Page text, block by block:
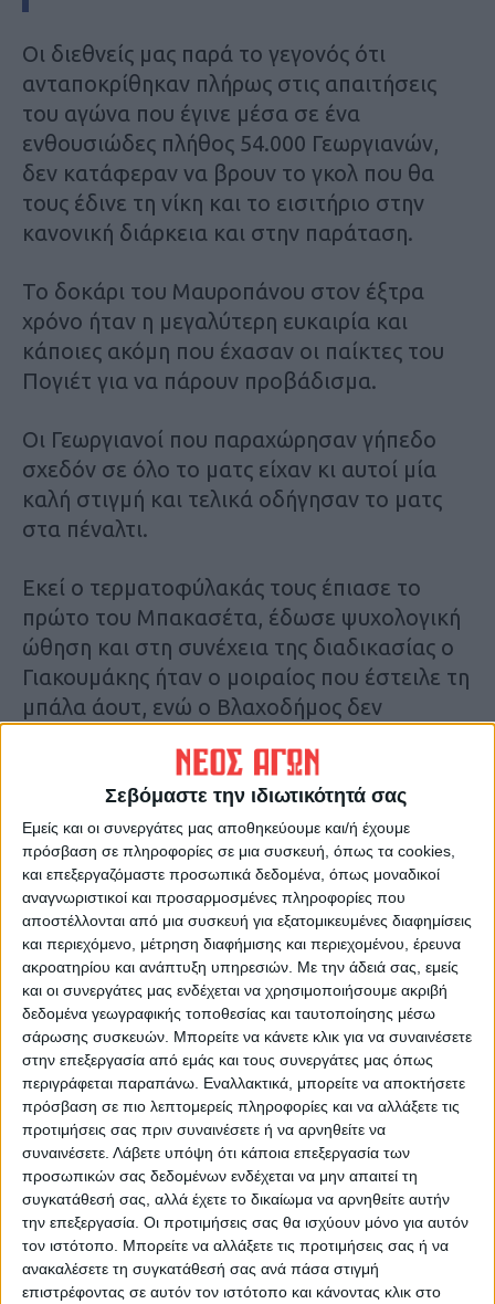
Σεβόμαστε την ιδιωτικότητά σας
Εμείς και οι συνεργάτες μας αποθηκεύουμε και/ή έχουμε
πρόσβαση σε πληροφορίες σε μια συσκευή, όπως τα cookies,
και επεξεργαζόμαστε προσωπικά δεδομένα, όπως μοναδικοί
αναγνωριστικοί και προσαρμοσμένες πληροφορίες που
αποστέλλονται από μια συσκευή για εξατομικευμένες διαφημίσεις
και περιεχόμενο, μέτρηση διαφήμισης και περιεχομένου, έρευνα
ακροατηρίου και ανάπτυξη υπηρεσιών. Με την άδειά σας, εμείς
και οι συνεργάτες μας ενδέχεται να χρησιμοποιήσουμε ακριβή
δεδομένα γεωγραφικής τοποθεσίας και ταυτοποίησης μέσω
σάρωσης συσκευών. Μπορείτε να κάνετε κλικ για να συναινέσετε
στην επεξεργασία από εμάς και τους συνεργάτες μας όπως
περιγράφεται παραπάνω. Εναλλακτικά, μπορείτε να αποκτήσετε
πρόσβαση σε πιο λεπτομερείς πληροφορίες και να αλλάξετε τις
προτιμήσεις σας πριν συναινέσετε ή να αρνηθείτε να
συναινέσετε. Λάβετε υπόψη ότι κάποια επεξεργασία των
προσωπικών σας δεδομένων ενδέχεται να μην απαιτεί τη
συγκατάθεσή σας, αλλά έχετε το δικαίωμα να αρνηθείτε αυτήν
την επεξεργασία. Οι προτιμήσεις σας θα ισχύουν μόνο για αυτόν
τον ιστότοπο. Μπορείτε να αλλάξετε τις προτιμήσεις σας ή να
ανακαλέσετε τη συγκατάθεσή σας ανά πάσα στιγμή
επιστρέφοντας σε αυτόν τον ιστότοπο και κάνοντας κλικ στο
Οι διεθνείς μας παρά το γεγονός ότι
ανταποκρίθηκαν πλήρως στις απαιτήσεις
του αγώνα που έγινε μέσα σε ένα
ενθουσιώδες πλήθος 54.000 Γεωργιανών,
δεν κατάφεραν να βρουν το γκολ που θα
τους έδινε τη νίκη και το εισιτήριο στην
κανονική διάρκεια και στην παράταση.
Το δοκάρι του Μαυροπάνου στον έξτρα
χρόνο ήταν η μεγαλύτερη ευκαιρία και
κάποιες ακόμη που έχασαν οι παίκτες του
Πογιέτ για να πάρουν προβάδισμα.
Οι Γεωργιανοί που παραχώρησαν γήπεδο
σχεδόν σε όλο το ματς είχαν κι αυτοί μία
καλή στιγμή και τελικά οδήγησαν το ματς
στα πέναλτι.
Εκεί ο τερματοφύλακάς τους έπιασε το
πρώτο του Μπακασέτα, έδωσε ψυχολογική
ώθηση και στη συνέχεια της διαδικασίας ο
Γιακουμάκης ήταν ο μοιραίος που έστειλε τη
μπάλα άουτ, ενώ ο Βλαχοδήμος δεν
γηπεδούχοι η μπάλα πήγε άουτ) να
αποκρούσει κανένα.
Ετσι πανηγύρισαν για πρώτη φορά στην
ιστορία τους την πρόκριση στην τελική
φάση του Ευρωπαϊκού πρωταθλήματος.
Στο τέλος χιλιάδες φίλαθλοι μπήκαν στο
γήπεδο για να πανηγυρίσουν, θυμίζοντάς
μας δικές μας εικόνες από το 1979 όταν η
Ελλάδα για πρώτη φορά είχε προκριθεί στο
Ευρωπαϊκό Πρωτάθλημα κερδίζοντας την
Σοβιετική Ενωση με 1-0.